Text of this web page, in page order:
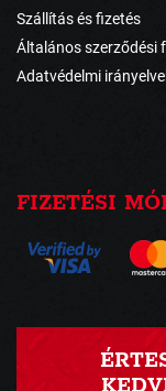
Szállítás és fizetés
Általános szerződési
Adatvédelmi
FIZETÉSI